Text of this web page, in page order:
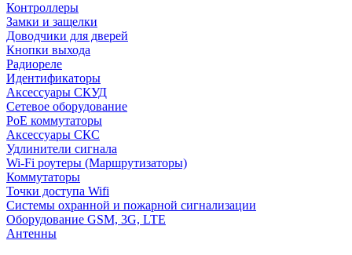
Контроллеры
Замки и защелки
Доводчики для дверей
Кнопки выхода
Радиореле
Идентификаторы
Аксессуары СКУД
Сетевое оборудование
PoE коммутаторы
Аксессуары СКС
Удлинители сигнала
Wi-Fi роутеры (Маршрутизаторы)
Коммутаторы
Точки доступа Wifi
Системы охранной и пожарной сигнализации
Оборудование GSM, 3G, LTE
Антенны